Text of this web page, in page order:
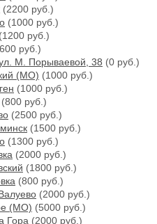
(2200 руб.)
(1000 руб.)
(1200 руб.)
руб.)
М. Порываевой, 38 (0 руб.)
(МО) (1000 руб.)
(1000 руб.)
(800 руб.)
(2500 руб.)
(1500 руб.)
(1300 руб.)
(2000 руб.)
(1800 руб.)
(800 руб.)
(2000 руб.)
(МО) (5000 руб.)
Гора (2000 руб.)